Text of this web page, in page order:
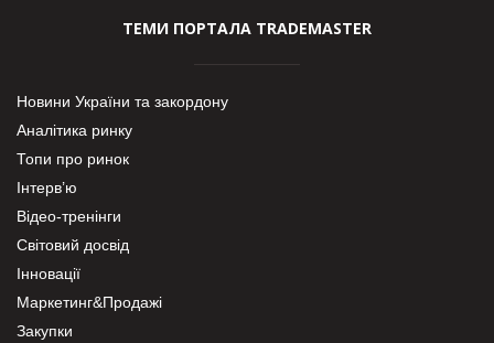
ТЕМИ ПОРТАЛА TRADEMASTER
Новини України та закордону
Аналітика ринку
Топи про ринок
Інтерв’ю
Відео-тренінги
Світовий досвід
Інновації
Маркетинг&Продажі
Закупки